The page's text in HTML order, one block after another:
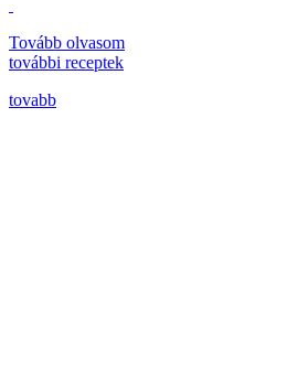
Tovább olvasom
további receptek
tovabb